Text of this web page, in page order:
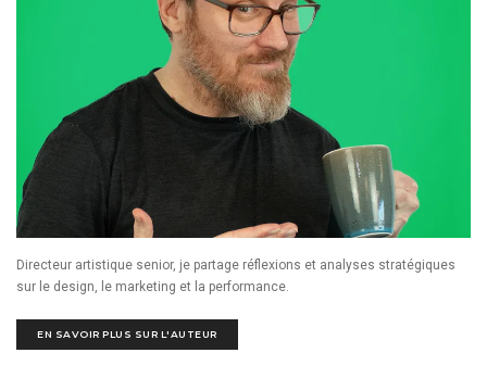
Directeur artistique senior, je partage réflexions et analyses stratégiques
sur le design, le marketing et la performance.
EN SAVOIR PLUS SUR L'AUTEUR